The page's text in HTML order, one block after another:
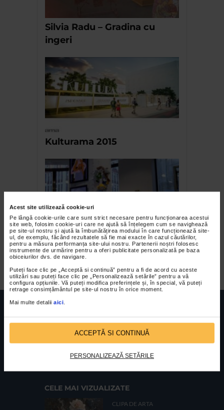
Acest site utilizează cookie-uri
Pe lângă cookie-urile care sunt strict necesare pentru funcționarea acestui
site web, folosim cookie-uri care ne ajută să înțelegem cum se navighează
pe site-ul nostru și ajută la îmbunătățirea modului în care funcționează site-
ul, de exemplu, făcând rezultatele să fie mai exacte în cazul căutărilor,
pentru a măsura performanța site-ului nostru. Partenerii noștri folosesc
instrumente de urmărire pentru a oferi publicitate personalizată pe baza
obiceiurilor dvs. de navigare.
Puteți face clic pe „Acceptă si continuă” pentru a fi de acord cu aceste
utilizări sau puteți face clic pe „Personalizează setările” pentru a vă
configura opțiunile. Vă puteți modifica preferințele și, în special, vă puteți
retrage consimțământul pe site-ul nostru în orice moment.
Mai multe detalii aici
ACCEPTĂ SI CONTINUĂ
PERSONALIZEAZĂ SETĂRILE
Silvia Radu – Gradina cu
ingeri
Kulturama 2015
La Galeria Senso Un Martie
la feminin
Sc. 4, Ap. 197, Sector 2
CELE MAI VIZUALIZATE
CLIPA DE ARTA